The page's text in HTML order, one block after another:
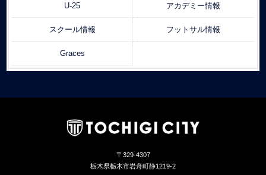
U-25 アカデミー情報
スクール情報 フットサル情報
Graces
〒329-4307
栃木県栃木市岩舟町静1219-2